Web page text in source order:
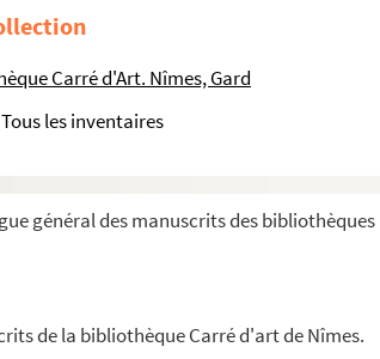
Carré d'Art. Nîmes, Gard
Tous les inventaires
général des manuscrits des
de la bibliothèque Carré d'art de Nîmes.
Mr Pierre Leblanc, conseiller du Roy, juge
faite par devant nous, André de Saint-Gilles,
132. Recueil.